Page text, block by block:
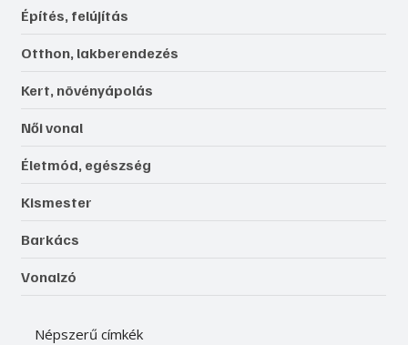
Építés, felújítás
Otthon, lakberendezés
Kert, növényápolás
Női vonal
Életmód, egészség
Kismester
Barkács
Vonalzó
Népszerű címkék